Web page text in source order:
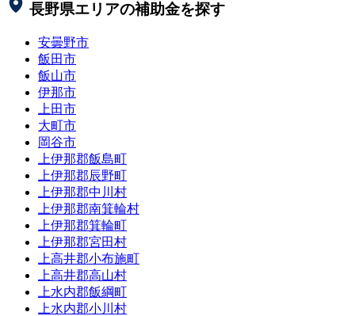
長野県エリアの補助金を探す
安曇野市
飯田市
飯山市
伊那市
上田市
大町市
岡谷市
上伊那郡飯島町
上伊那郡辰野町
上伊那郡中川村
上伊那郡南箕輪村
上伊那郡箕輪町
上伊那郡宮田村
上高井郡小布施町
上高井郡高山村
上水内郡飯綱町
上水内郡小川村